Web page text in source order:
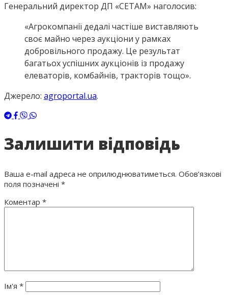
Генеральний директор ДП «СЕТАМ» наголосив:
«Агрокомпанії дедалі частіше виставляють
своє майно через аукціони у рамках
добровільного продажу. Це результат
багатьох успішних аукціонів із продажу
елеваторів, комбайнів, тракторів тощо».
Джерело: agroportal.ua.
Залишити відповідь
Ваша e-mail адреса не оприлюднюватиметься. Обов’язкові
поля позначені *
Коментар *
Ім'я *